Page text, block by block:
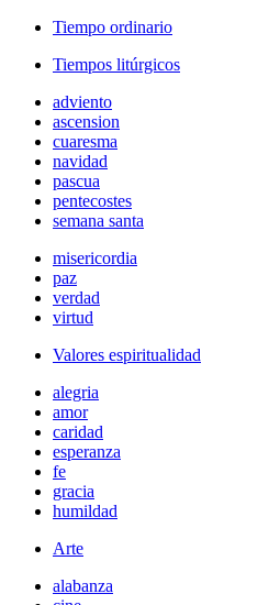
Tiempo ordinario
Tiempos litúrgicos
adviento
ascension
cuaresma
navidad
pascua
pentecostes
semana santa
misericordia
paz
verdad
virtud
Valores espiritualidad
alegria
amor
caridad
esperanza
fe
gracia
humildad
Arte
alabanza